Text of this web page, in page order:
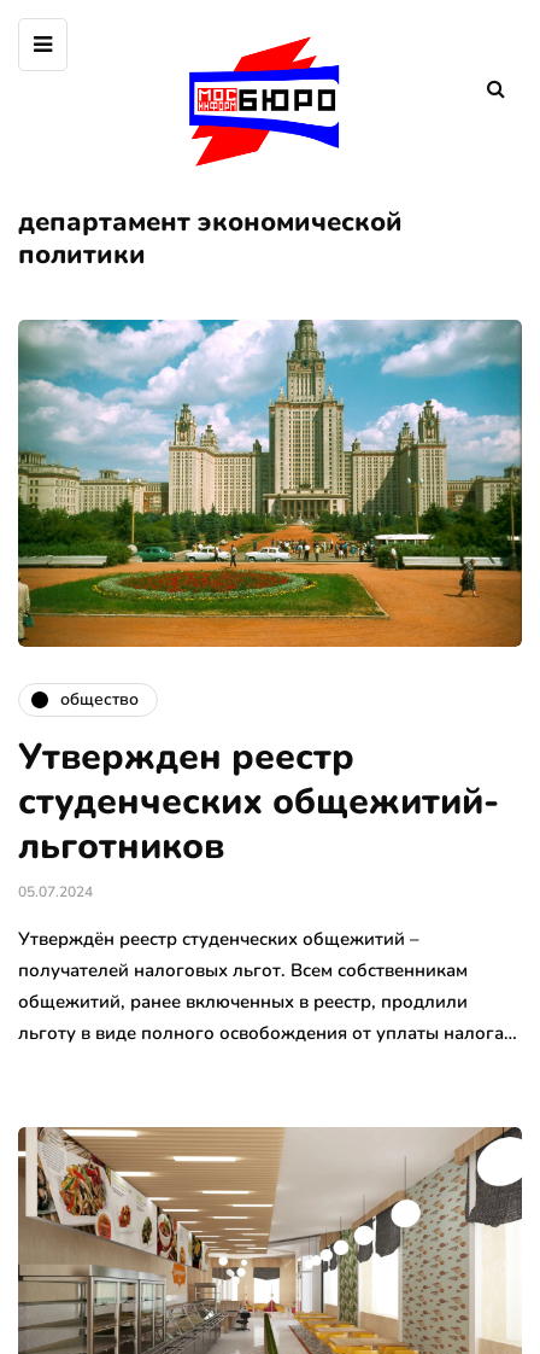
департамент экономической
политики
общество
Утвержден реестр
студенческих общежитий-
льготников
05.07.2024
Утверждён реестр студенческих общежитий –
получателей налоговых льгот. Всем собственникам
общежитий, ранее включенных в реестр, продлили
льготу в виде полного освобождения от уплаты налога…